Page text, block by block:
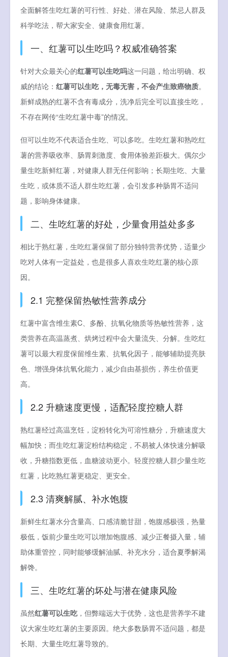
全面解答生吃红薯的可行性、好处、潜在风险、禁忌人群及
科学吃法，帮大家安全、健康食用红薯。
一、红薯可以生吃吗？权威准确答案
针对大众最关心的红薯可以生吃吗这一问题，给出明确、权
威的结论： 红薯可以生吃，无毒无害，不会产生致癌物质。
新鲜成熟的红薯不含有毒成分，洗净后完全可以直接生吃，
不存在网传“生吃红薯中毒”的情况。
但可以生吃不代表适合生吃、可以多吃。生吃红薯和熟吃红
薯的营养吸收率、肠胃刺激度、食用体验差距极大。偶尔少
量生吃新鲜红薯，对健康人群无任何影响；长期生吃、大量
生吃，或体质不适人群生吃红薯，会引发多种肠胃不适问
题，影响身体健康。
二、生吃红薯的好处，少量食用益处多多
相比于熟红薯，生吃红薯保留了部分独特营养优势，适量少
吃对人体有一定益处，也是很多人喜欢生吃红薯的核心原
因。
2.1 完整保留热敏性营养成分
红薯中富含维生素C、多酚、抗氧化物质等热敏性营养，这
类营养在高温蒸煮、烘烤过程中会大量流失、分解。生吃红
薯可以最大程度保留维生素、抗氧化因子，能够辅助提亮肤
色、增强身体抗氧化能力，减少自由基损伤，养生价值更
高。
2.2 升糖速度更慢，适配轻度控糖人群
熟红薯经过高温烹饪，淀粉转化为可溶性糖分，升糖速度大
幅加快；而生吃红薯淀粉结构稳定，不易被人体快速分解吸
收，升糖指数更低，血糖波动更小。轻度控糖人群少量生吃
红薯，比吃熟红薯更稳定、更安全。
2.3 清爽解腻、补水饱腹
新鲜生红薯水分含量高、口感清脆甘甜，饱腹感极强，热量
极低，饭前少量生吃可以增加饱腹感、减少正餐摄入量，辅
助体重管控，同时能够缓解油腻、补充水分，适合夏季解渴
解馋。
三、生吃红薯的坏处与潜在健康风险
虽然红薯可以生吃，但弊端远大于优势，这也是营养学不建
议大家生吃红薯的主要原因。绝大多数肠胃不适问题，都是
长期、大量生吃红薯导致的。